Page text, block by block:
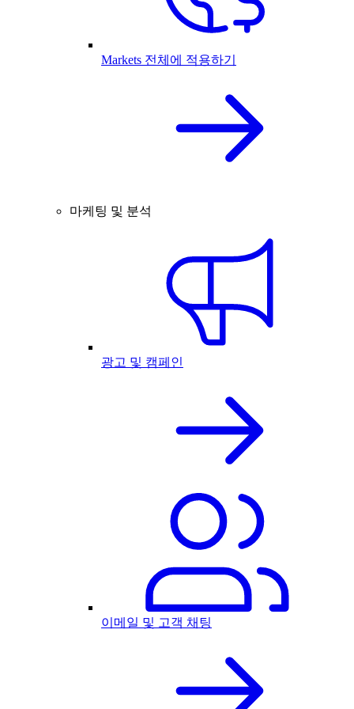
Markets 전체에 적용하기
마케팅 및 분석
광고 및 캠페인
이메일 및 고객 채팅